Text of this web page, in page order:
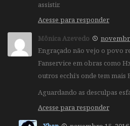
assistir.
Acesse para responder
Mônica Azevedo
Engraçado não vejo o povo
Fanservice em obras como
outros ecchi’s onde tem
Aguardando as desculpas
Acesse para responder